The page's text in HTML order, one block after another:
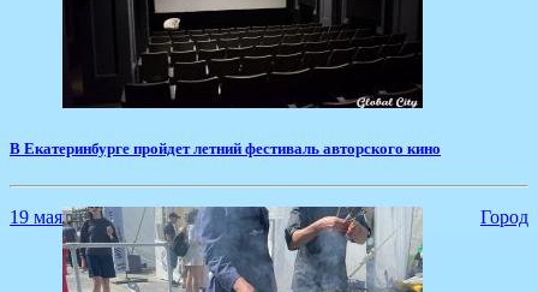
​В Екатеринбурге пройдет летний фестиваль авторского кино
19 мая Город